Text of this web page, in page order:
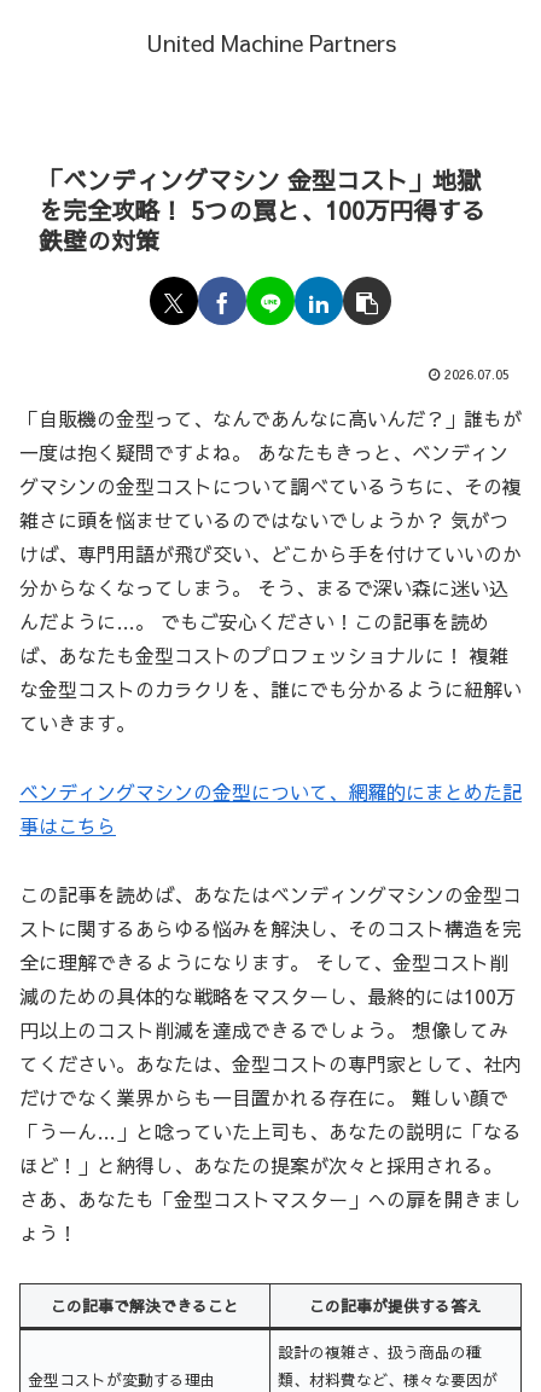
United Machine Partners
「ベンディングマシン 金型コスト」地獄
を完全攻略！ 5つの罠と、100万円得する
鉄壁の対策
2026.07.05
「自販機の金型って、なんであんなに高いんだ？」誰もが
一度は抱く疑問ですよね。 あなたもきっと、ベンディン
グマシンの金型コストについて調べているうちに、その複
雑さに頭を悩ませているのではないでしょうか？ 気がつ
けば、専門用語が飛び交い、どこから手を付けていいのか
分からなくなってしまう。 そう、まるで深い森に迷い込
んだように…。 でもご安心ください！この記事を読め
ば、あなたも金型コストのプロフェッショナルに！ 複雑
な金型コストのカラクリを、誰にでも分かるように紐解い
ていきます。
ベンディングマシンの金型について、網羅的にまとめた記
事はこちら
この記事を読めば、あなたはベンディングマシンの金型コ
ストに関するあらゆる悩みを解決し、そのコスト構造を完
全に理解できるようになります。 そして、金型コスト削
減のための具体的な戦略をマスターし、最終的には100万
円以上のコスト削減を達成できるでしょう。 想像してみ
てください。あなたは、金型コストの専門家として、社内
だけでなく業界からも一目置かれる存在に。 難しい顔で
「うーん…」と唸っていた上司も、あなたの説明に「なる
ほど！」と納得し、あなたの提案が次々と採用される。
さあ、あなたも「金型コストマスター」への扉を開きまし
ょう！
この記事で解決できること この記事が提供する答え
金型コストが変動する理由
設計の複雑さ、扱う商品の種
類、材料費など、様々な要因が